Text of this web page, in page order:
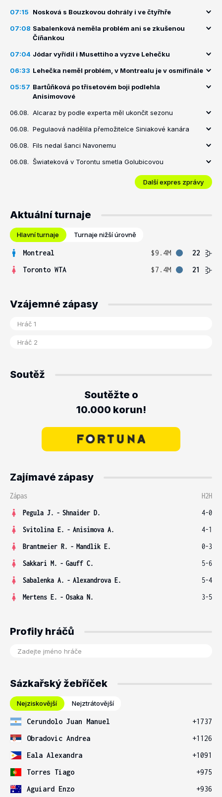
07:15 Nosková s Bouzkovou dohrály i ve čtyřhře
07:08 Sabalenková neměla problém ani se zkušenou
Číňankou
07:04 Jódar vyřídil i Musettiho a vyzve Lehečku
06:33 Lehečka neměl problém, v Montrealu je v osmifinále
05:57 Bartůňková po třísetovém boji podlehla
Anisimovové
06.08. Alcaraz by podle experta měl ukončit sezonu
06.08. Pegulaová nadělila přemožitelce Siniakové kanára
06.08. Fils nedal šanci Navonemu
06.08. Šwiateková v Torontu smetla Golubicovou
Další expres zprávy
Aktuální turnaje
Hlavní turnaje Turnaje nižší úrovně
Montreal $9.4M
22
Toronto WTA
$7.4M 21
Vzájemné zápasy
Soutěž
Soutěžte o
10.000 korun!
Zajímavé zápasy
Zápas
H2H
Pegula J. - Shnaider D.
4-0
Svitolina E. - Anisimova A.
4-1
Brantmeier R. - Mandlik E.
0-3
Sakkari M. - Gauff C.
5-6
Sabalenka A. - Alexandrova E.
5-4
Mertens E. - Osaka N. 3-5
Profily hráčů
Sázkařský žebříček
Nejziskovější Nejztrátovější
Cerundolo Juan Manuel
+1737
Obradovic Andrea
+1126
Eala Alexandra
+1091
Torres Tiago
+975
Aguiard Enzo
+936